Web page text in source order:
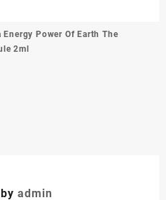
Energy Power Of Earth The
2ml
admin